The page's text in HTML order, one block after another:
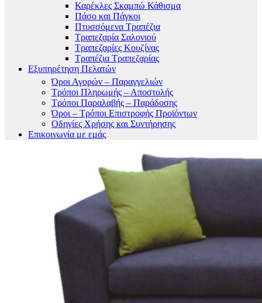
Καρέκλες Σκαμπώ Κάθισμα
Πάσο και Πάγκοι
Πτυσσόμενα Τραπέζια
Τραπεζαρία Σαλονιού
Τραπεζαρίες Κουζίνας
Τραπέζια Τραπεζαρίας
Εξυπηρέτηση Πελατών
Όροι Αγορών – Παραγγελιών
Τρόποι Πληρωμής – Αποστολής
Τρόποι Παραλαβής – Παράδοσης
Όροι – Τρόποι Επιστροφής Προϊόντων
Οδηγίες Χρήσης και Συντήρησης
Επικοινωνία με εμάς